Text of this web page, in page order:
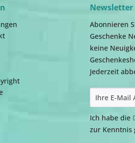
Newsletter
Abonnieren
Geschenke
keine
Jederzeit
Ich habe die
zur Kenntnis